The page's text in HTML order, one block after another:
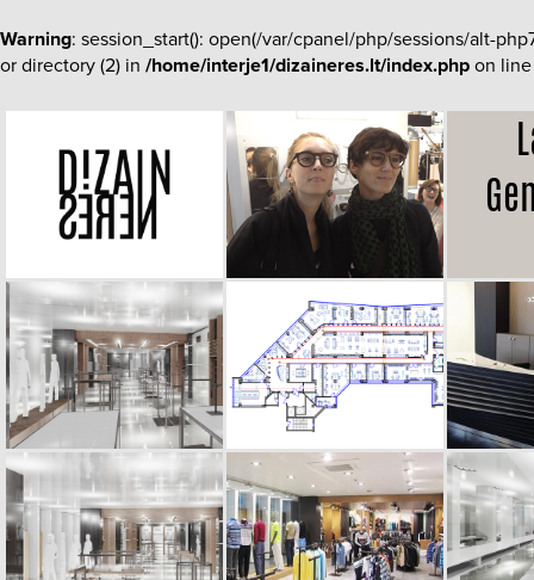
Warning: session_start(): open(/var/cpanel/php/sessions/alt-
or directory (2) in /home/interje1/dizaineres.lt/index.php on
Biuras
tinklą
net
kuriame
tinklo